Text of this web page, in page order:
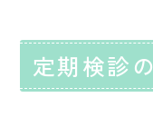
定期検診